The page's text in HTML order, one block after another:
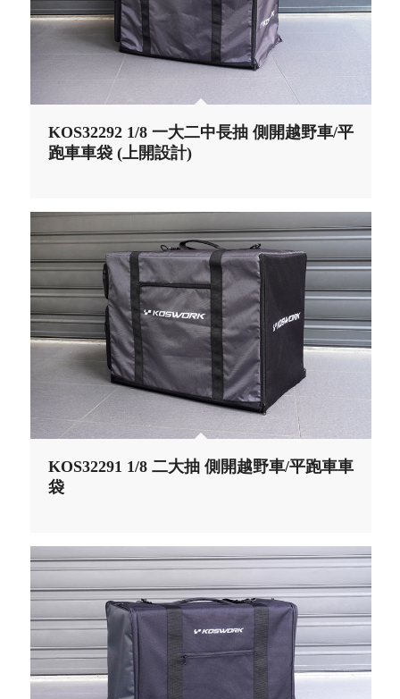
KOS32292 1/8 一大二中長抽 側開越野車/平
跑車車袋 (上開設計)
KOS32291 1/8 二大抽 側開越野車/平跑車車
袋